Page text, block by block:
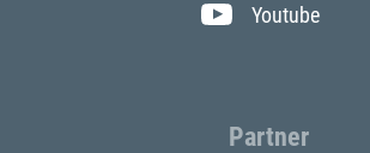
Youtube
Partner